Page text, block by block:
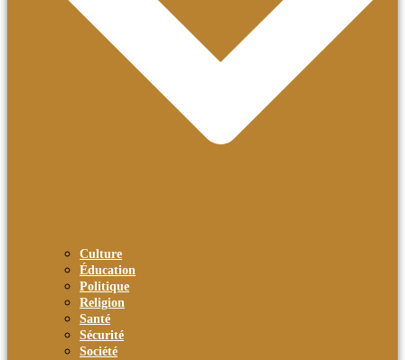
Culture
Éducation
Politique
Religion
Santé
Sécurité
Société